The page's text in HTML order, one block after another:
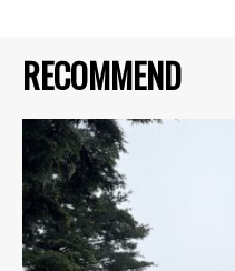
RECOMMEND